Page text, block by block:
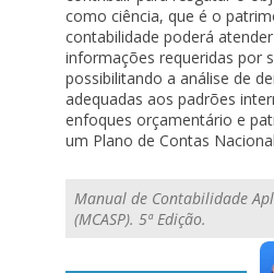
como ciência, que é o
contabilidade poderá
informações requeridas por
possibilitando a análise de
adequadas aos padrões
enfoques orçamentário e
um Plano de Contas
Manual de Contabilidade
(MCASP). 5ª Edição.